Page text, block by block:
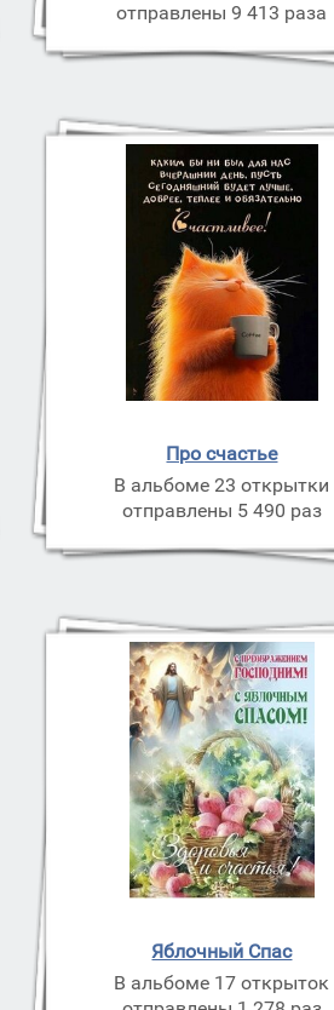
отправлены 9 413 раза
Про счастье
В альбоме 23 открытки
отправлены 5 490 раз
Яблочный Спас
В альбоме 17 открыток